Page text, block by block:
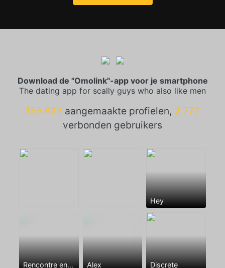
Download de "Omolink"-app voor je smartphone
The dating app for scally guys who also like men
155.623 aangemaakte profielen, 2.777
verbonden gebruikers
Hey
Rencontre entre mecs Alex Discrete